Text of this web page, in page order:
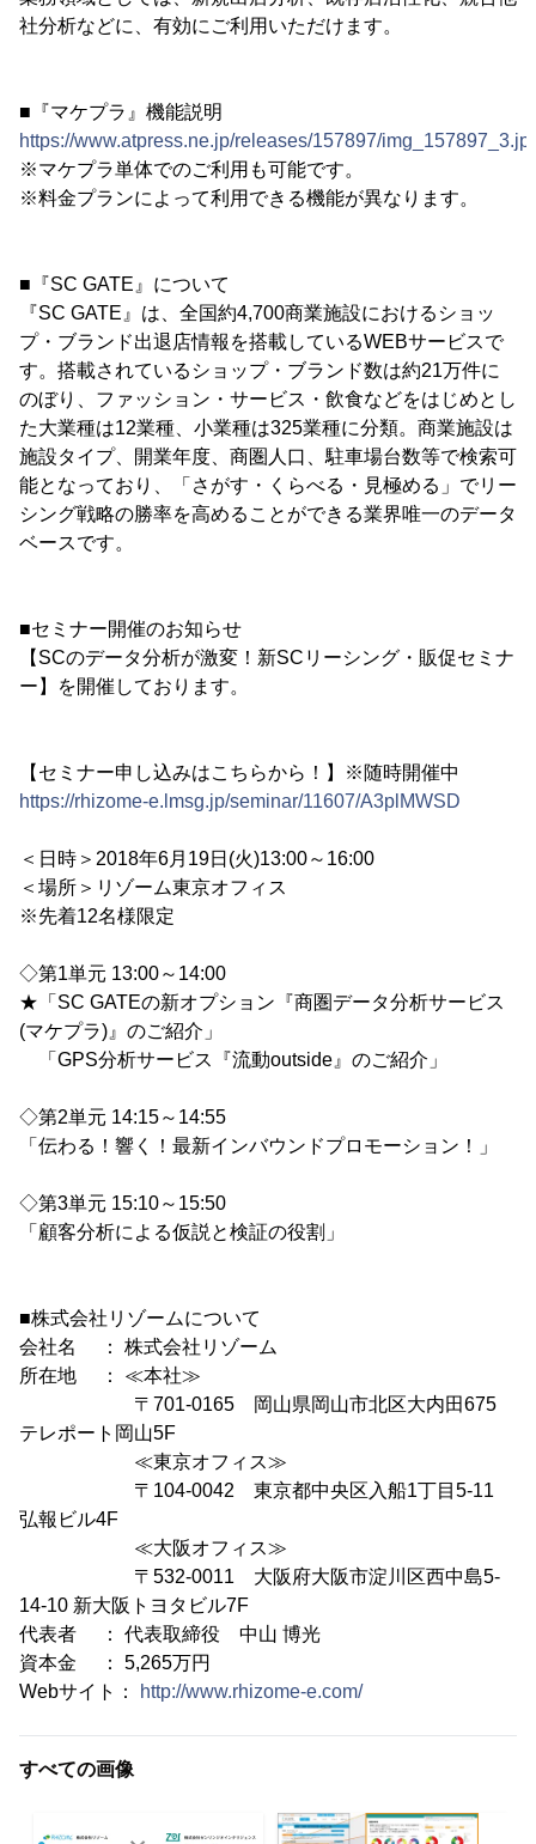
社分析などに、有効にご利用いただけます。
■『マケプラ』機能説明
https://www.atpress.ne.jp/releases/157897/
※マケプラ単体でのご利用も可能です。
※料金プランによって利用できる機能が異なります。
■『SC GATE』について
『SC GATE』は、全国約4,700商業施設におけるショッ
プ・ブランド出退店情報を搭載しているWEBサービスで
す。搭載されているショップ・ブランド数は約21万件に
のぼり、ファッション・サービス・飲食などをはじめとし
た大業種は12業種、小業種は325業種に分類。商業施設は
施設タイプ、開業年度、商圏人口、駐車場台数等で検索可
能となっており、「さがす・くらべる・見極める」でリー
シング戦略の勝率を高めることができる業界唯一のデータ
ベースです。
■セミナー開催のお知らせ
【SCのデータ分析が激変！新SCリーシング・販促セミナ
ー】を開催しております。
【セミナー申し込みはこちらから！】※随時開催中
https://rhizome-e.lmsg.jp/seminar/11607/A3plMWSD
＜日時＞2018年6月19日(火)13:00～16:00
＜場所＞リゾーム東京オフィス
※先着12名様限定
◇第1単元 13:00～14:00
★「SC GATEの新オプション『商圏データ分析サービス
(マケプラ)』のご紹介」
「GPS分析サービス『流動outside』のご紹介」
◇第2単元 14:15～14:55
「伝わる！響く！最新インバウンドプロモーション！」
◇第3単元 15:10～15:50
「顧客分析による仮説と検証の役割」
■株式会社リゾームについて
会社名 ： 株式会社リゾーム
所在地 ： ≪本社≫
〒701-0165 岡山県岡山市北区大内田675
テレポート岡山5F
≪東京オフィス≫
〒104-0042 東京都中央区入船1丁目5-11
弘報ビル4F
≪大阪オフィス≫
〒532-0011 大阪府大阪市淀川区西中島5-
14-10 新大阪トヨタビル7F
代表者 ： 代表取締役 中山 博光
資本金 ： 5,265万円
Webサイト：
http://www.rhizome-e.com/
すべての画像